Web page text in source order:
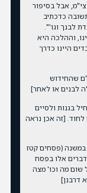
אבל בסיפור
כדכתיב
לבנך וגו'".
וההלכה היא
היינו כדרך
שהחידוש
לבנים או לאחר]
בגנות ולסיים
לחוד. [זה אכן נראה
(פסחים קטז
אלו בפסח
שום מה וכו' מצה
דרבנן]